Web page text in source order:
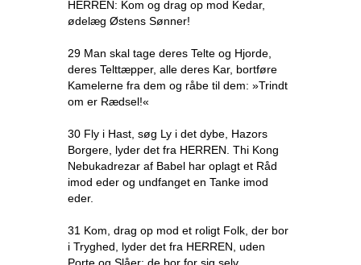
HERREN: Kom og drag op mod Kedar,
ødelæg Østens Sønner!
29 Man skal tage deres Telte og Hjorde,
deres Telttæpper, alle deres Kar, bortføre
Kamelerne fra dem og råbe til dem: »Trindt
om er Rædsel!«
30 Fly i Hast, søg Ly i det dybe, Hazors
Borgere, lyder det fra HERREN. Thi Kong
Nebukadrezar af Babel har oplagt et Råd
imod eder og undfanget en Tanke imod
eder.
31 Kom, drag op mod et roligt Folk, der bor
i Tryghed, lyder det fra HERREN, uden